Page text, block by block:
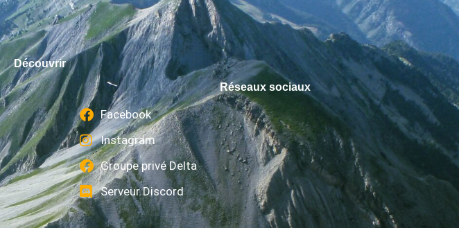
Découvrir
Réseaux sociaux
Facebook
Instagram
Groupe privé Delta
Serveur Discord